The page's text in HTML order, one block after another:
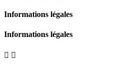
Informations légales
Informations légales
 